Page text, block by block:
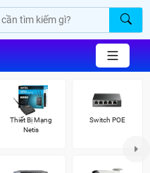
Thiết Bị Mạng
Netis
Switch POE